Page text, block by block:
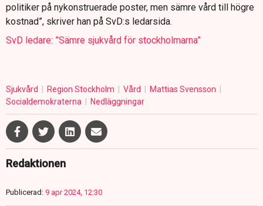
politiker på nykonstruerade poster, men sämre vård till högre
kostnad”, skriver han på SvD:s ledarsida.
SvD ledare: ”Sämre sjukvård för stockholmarna”
Sjukvård Region Stockholm Vård
Mattias Svensson
Socialdemokraterna
Nedläggningar
Redaktionen
Publicerad: 9 apr 2024, 12:30